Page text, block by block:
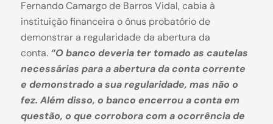
Fernando Camargo de Barros Vidal, cabia à
instituição financeira o ônus probatório de
demonstrar a regularidade da abertura da
conta. “O banco deveria ter tomado as cautelas
necessárias para a abertura da conta corrente
e demonstrado a sua regularidade, mas não o
fez. Além disso, o banco encerrou a conta em
questão, o que corrobora com a ocorrência de